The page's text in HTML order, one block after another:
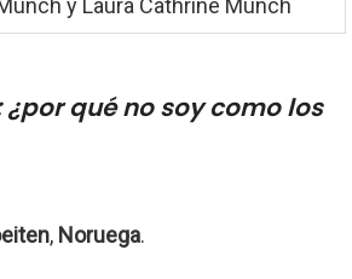
y Laura Cathrine Munch
qué no soy como los
, Noruega.